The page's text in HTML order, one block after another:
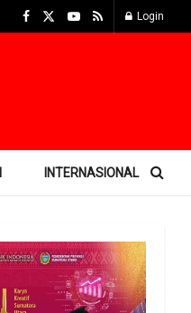
Login
INTERNASIONAL